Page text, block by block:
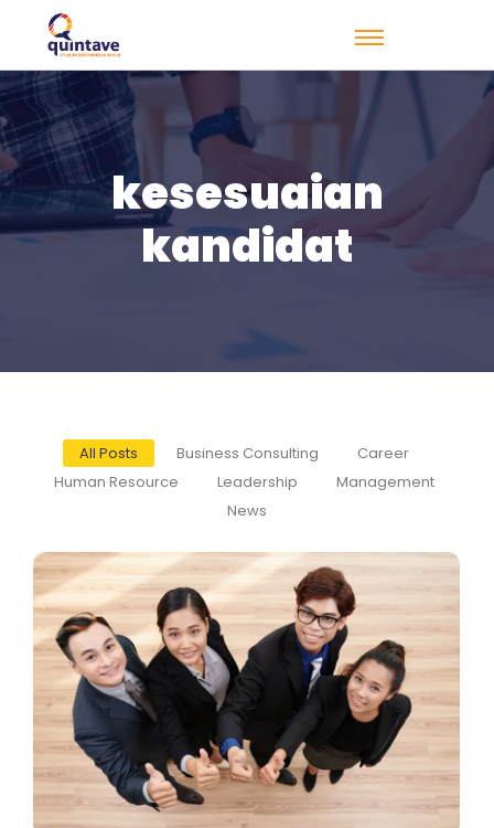
kesesuaian
kandidat
All Posts Business Consulting
Career
Human Resource
Leadership
Management
News